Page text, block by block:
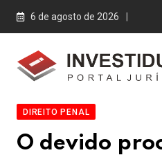
Skip
6 de agosto de 2026
DIREITO PENAL
O devido